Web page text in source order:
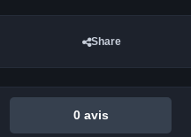
Share
0 avis